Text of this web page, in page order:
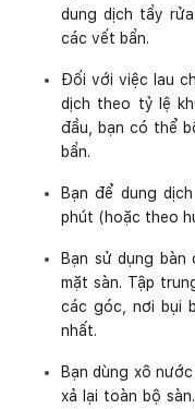
dung dịch tẩy
các vết bẩn.
Đối với việc lau
dịch theo tỷ lệ
đầu, bạn có thể
bẩn.
Bạn để dung
phút (hoặc theo
Bạn sử dụng
mặt sàn. Tập
các góc, nơi bụi
nhất.
Bạn dùng xô
xả lại toàn bộ